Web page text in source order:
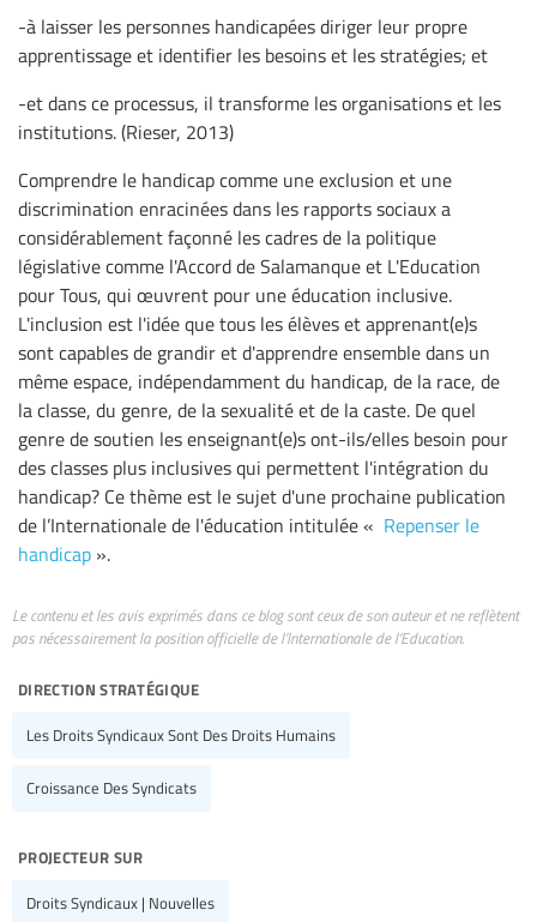
-à laisser les personnes handicapées diriger leur propre
apprentissage et identifier les besoins et les stratégies; et
-et dans ce processus, il transforme les organisations et les
institutions. (Rieser, 2013)
Comprendre le handicap comme une exclusion et une
discrimination enracinées dans les rapports sociaux a
considérablement façonné les cadres de la politique
législative comme l'Accord de Salamanque et L'Education
pour Tous, qui œuvrent pour une éducation inclusive.
L'inclusion est l'idée que tous les élèves et apprenant(e)s
sont capables de grandir et d'apprendre ensemble dans un
même espace, indépendamment du handicap, de la race, de
la classe, du genre, de la sexualité et de la caste. De quel
genre de soutien les enseignant(e)s ont-ils/elles besoin pour
des classes plus inclusives qui permettent l'intégration du
handicap? Ce thème est le sujet d'une prochaine publication
de l’Internationale de l'éducation intitulée « Repenser le
handicap ».
Le contenu et les avis exprimés dans ce blog sont ceux de son auteur et ne reflètent
pas nécessairement la position officielle de l’Internationale de l’Education.
direction stratégique
Les Droits Syndicaux Sont Des Droits Humains
Croissance Des Syndicats
projecteur sur
Droits Syndicaux | Nouvelles